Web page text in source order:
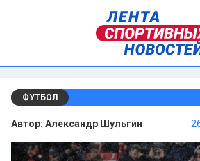
ФУТБОЛ
Автор: Александр Шульгин